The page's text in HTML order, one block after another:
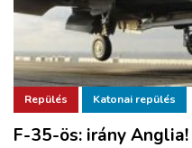
Repülés Katonai repülés
F-35-ös: irány Anglia!